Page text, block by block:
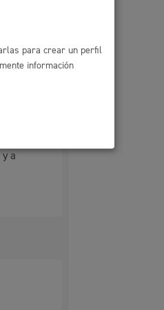
de
el
a
para crear un perfil
información